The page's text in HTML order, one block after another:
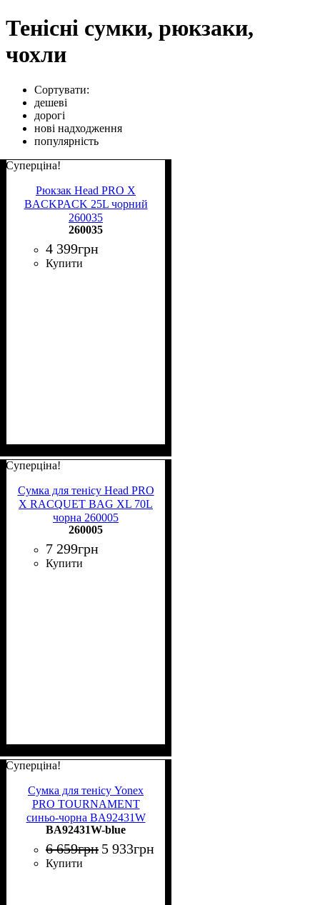
Тенісні сумки, рюкзаки,
чохли
Сортувати:
дешеві
дорогі
нові надходження
популярність
Суперціна!
Рюкзак Head PRO X
BACKPACK 25L чорний
260035
260035
4 399грн
Купити
Суперціна!
Сумка для тенісу Head PRO
X RACQUET BAG XL 70L
чорна 260005
260005
7 299грн
Купити
Суперціна!
Сумка для тенісу Yonex
PRO TOURNAMENT
синьо-чорна BA92431W
blue
BA92431W-blue
6 659грн 5 933грн
Купити